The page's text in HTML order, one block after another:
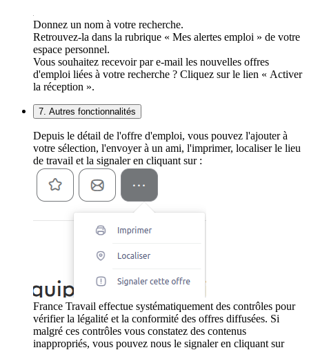
Donnez un nom à votre recherche.
Retrouvez-la dans la rubrique « Mes alertes emploi » de votre
espace personnel.
Vous souhaitez recevoir par e-mail les nouvelles offres
d'emploi liées à votre recherche ? Cliquez sur le lien « Activer
la réception ».
7. Autres fonctionnalités
Depuis le détail de l'offre d'emploi, vous pouvez l'ajouter à
votre sélection, l'envoyer à un ami, l'imprimer, localiser le lieu
de travail et la signaler en cliquant sur :
France Travail effectue systématiquement des contrôles pour
vérifier la légalité et la conformité des offres diffusées. Si
malgré ces contrôles vous constatez des contenus
inappropriés, vous pouvez nous le signaler en cliquant sur